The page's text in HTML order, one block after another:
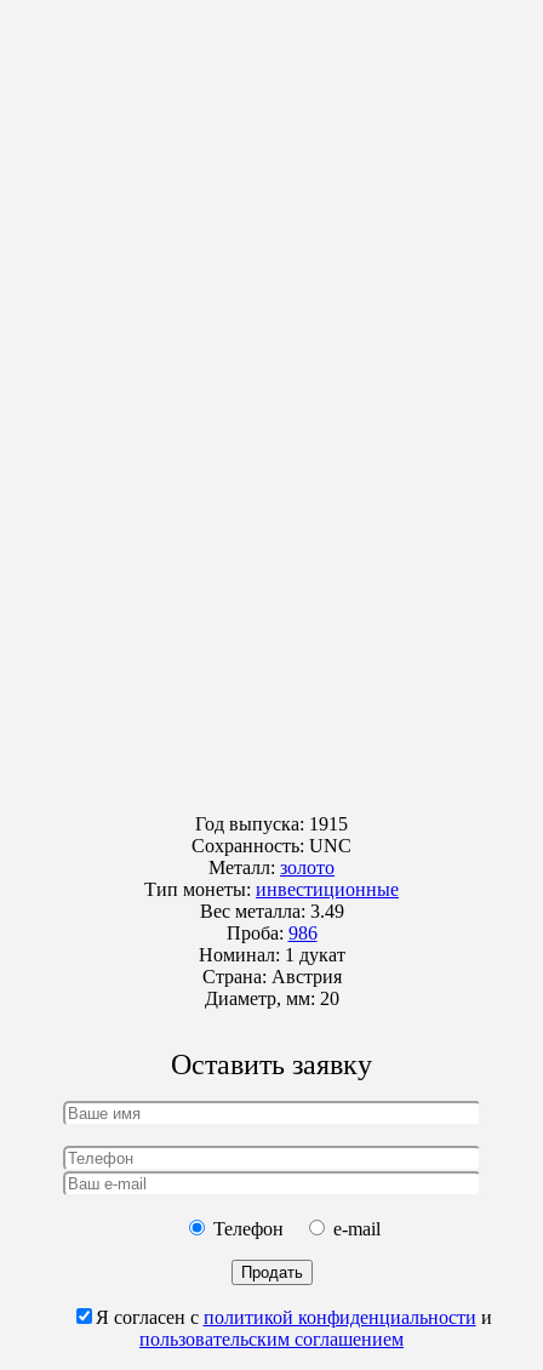
Год выпуска: 1915
Сохранность: UNC
Металл: золото
Тип монеты: инвестиционные
Вес металла: 3.49
Проба: 986
Номинал: 1 дукат
Страна: Австрия
Диаметр, мм: 20
Оставить заявку
Телефон e-mail
Продать
Я согласен с политикой конфиденциальности и
пользовательским соглашением